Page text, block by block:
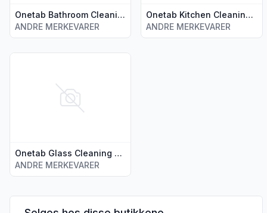
Onetab Bathroom Cleaning 2 tabletter
ANDRE MERKEVARER
Onetab Kitchen Cleaning 2 tabletter
ANDRE MERKEVARER
Onetab Glass Cleaning 2 tabletter
ANDRE MERKEVARER